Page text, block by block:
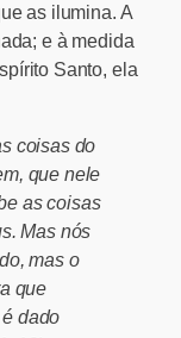
as ilumina. A
e à medida
Santo, ela
coisas do
que nele
as coisas
Mas nós
mas o
que
dado